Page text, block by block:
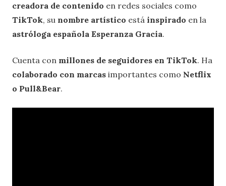
creadora de contenido en redes sociales como
TikTok, su nombre artístico está inspirado en la
astróloga española Esperanza Gracia.
Cuenta con millones de seguidores en TikTok. Ha
colaborado con marcas importantes como Netflix
o Pull&Bear.